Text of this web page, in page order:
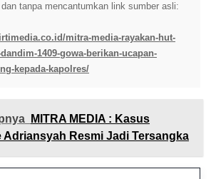
tanpa mencantumkan link sumber asli:
mitra-media-rayakan-hut-
1409-gowa-berikan-ucapan-
kepada-kapolres/
MITRA MEDIA : Kasus
Adriansyah Resmi Jadi Tersangka